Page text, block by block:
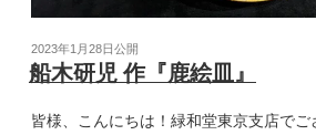
2023年1月28日公開
船木研児 作『鹿絵皿』
皆様、こんにちは！緑和堂東京支店で